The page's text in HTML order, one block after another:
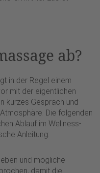
ab?
in der Regel einem
mit der eigentlichen
kurzes Gespräch und
Die folgenden
Ablauf im Wellness-
Anleitung:
und mögliche
damit die